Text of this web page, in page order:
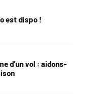
est dispo !
d’un vol : aidons-